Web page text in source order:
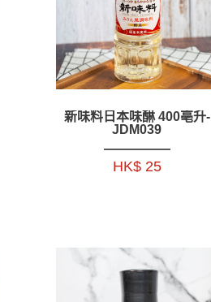
新味料日本味醂 400亳升-
JDM039
HK$ 25